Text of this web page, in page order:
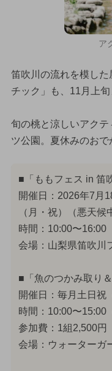
ア
笛吹川の流れを模し
チック」も、11月上
旬の桃と涼しいアク
ツ公園。夏休みのおで
■「ももフェス in 笛
開催日：2026年7月
（月・祝）（悪天候
時間：10:00〜16:00
会場：山梨県笛吹川
■「魚のつかみ取り
開催日：毎月土日祝
時間：10:00〜15:00
参加費：1組2,500円
会場：ウォーターガ